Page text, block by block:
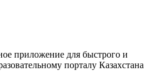
приложение для быстрого и
порталу Казахстана